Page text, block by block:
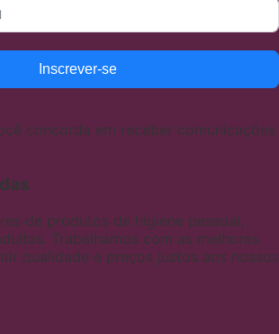
Inscrever-se
concorda em receber comunicações
de produtos de higiene pessoal,
Trabalhamos com as melhores
qualidade e preços justos aos nossos